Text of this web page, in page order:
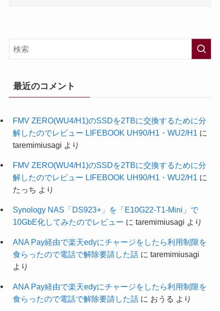
最近のコメント
FMV ZERO(WU4/H1)のSSDを2TBに交換するために分
解したのでレビュー LIFEBOOK UH90/H1・WU2/H1 に
taremimiusagi より
FMV ZERO(WU4/H1)のSSDを2TBに交換するために分
解したのでレビュー LIFEBOOK UH90/H1・WU2/H1 に
たっち より
Synology NAS「DS923+」を「E10G22-T1-Mini」で
10GbE化してみたのでレビュー に taremimiusagi より
ANA Pay経由で楽天edyにチャージをしたら利用制限を
食らったので電話で解除要請した話に taremimiusagi
より
ANA Pay経由で楽天edyにチャージをしたら利用制限を
食らったので電話で解除要請した話に おうる より